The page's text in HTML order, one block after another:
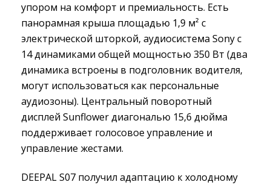
упором на комфорт и премиальность. Есть
панорамная крыша площадью 1,9 м² с
электрической шторкой, аудиосистема Sony с
14 динамиками общей мощностью 350 Вт (два
динамика встроены в подголовник водителя,
могут использоваться как персональные
аудиозоны). Центральный поворотный
дисплей Sunflower диагональю 15,6 дюйма
поддерживает голосовое управление и
управление жестами.
DEEPAL S07 получил адаптацию к холодному